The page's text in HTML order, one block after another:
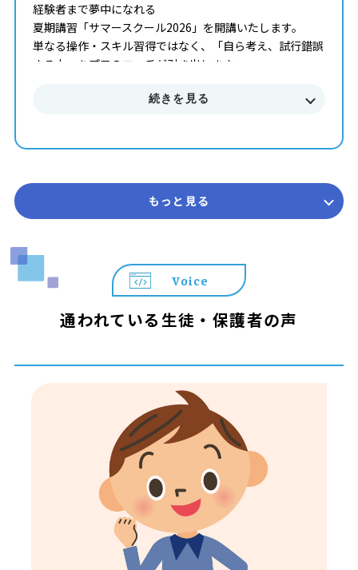
経験者まで夢中になれる
夏期講習「サマースクール2026」を開講いたします。
単なる操作・スキル習得ではなく、「自ら考え、試行錯誤
する力」をプロのコーチが引き出します。
■■■ サマースクール2026 概要 ■■■
参加費 14,850円（税込） ※教室によって実施状況や
開講日が異なります。詳しくは教室までお問合せくださ
＼＼ プログラミング教育 HALLOが選ばれる3つの理由 ／
／
世界標準の教材「Playgram」を使用。ゲーム感覚で楽し
◆ 置いていかない「個別コーチング」
お子さまの個性や理解度に合わせた最適な声掛けを実施。
納得いくまで自分の作品作りに没頭できる環境です。
◆ 算数や国語にも通じる「思考の土台」作り
プログラミングで養われる「順序立てて考える力」は、算
数や国語など学校の勉強すべてに通じる一生モノの武器に
【まずはお気軽に無料体験へ！】
続きを見る
もっと見る
Voice
通われている生徒・保護者の声